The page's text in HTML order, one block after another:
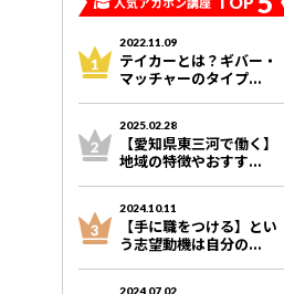
2022.11.09
テイカーとは？ギバー・
マッチャーのタイプ...
2025.02.28
【愛知県東三河で働く】
地域の特徴やおすす...
2024.10.11
【手に職をつける】とい
う志望動機は自分の...
2024.07.02